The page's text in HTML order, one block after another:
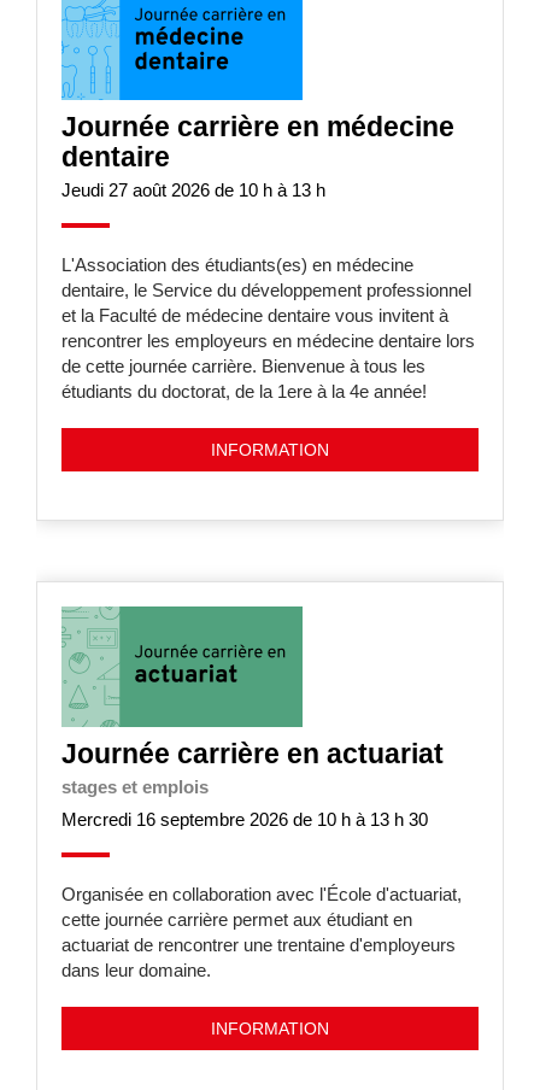
Journée carrière en médecine
dentaire
Jeudi 27 août 2026 de 10 h à 13 h
L'Association des étudiants(es) en médecine
dentaire, le Service du développement professionnel
et la Faculté de médecine dentaire vous invitent à
rencontrer les employeurs en médecine dentaire lors
de cette journée carrière. Bienvenue à tous les
étudiants du doctorat, de la 1ere à la 4e année!
INFORMATION
Journée carrière en actuariat
stages et emplois
Mercredi 16 septembre 2026 de 10 h à 13 h 30
Organisée en collaboration avec l'École d'actuariat,
cette journée carrière permet aux étudiant en
actuariat de rencontrer une trentaine d'employeurs
dans leur domaine.
INFORMATION